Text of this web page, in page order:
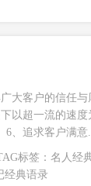
大客户的信任
以超一流的速
、追求客户满意...
标签：名人经
经典语录